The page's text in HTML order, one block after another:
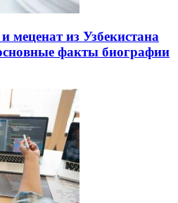
меценат из Узбекистана
факты биографии